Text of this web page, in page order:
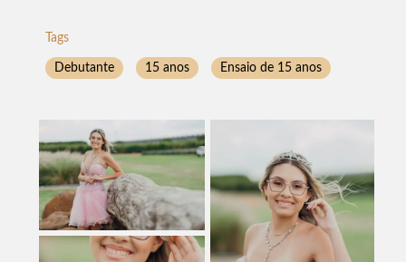
Tags
Debutante 15 anos Ensaio de 15 anos